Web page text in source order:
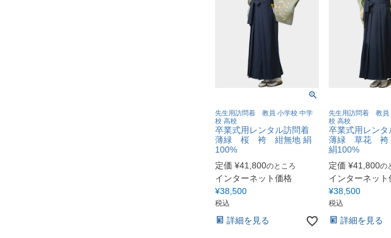
先生用訪問着 教員 小学校 中学
校 高校
卒業式用レンタル訪問着
薄緑 桜 袴 紺無地 絹
100%
定価 ¥41,800のところ
インターネット価格
¥38,500
税込
詳細を見る
先生用訪問着 教員
校 高校
卒業式用レン
薄緑 草花 袴
絹100%
定価 ¥41,800の
インターネット
¥38,500
税込
詳細を見る